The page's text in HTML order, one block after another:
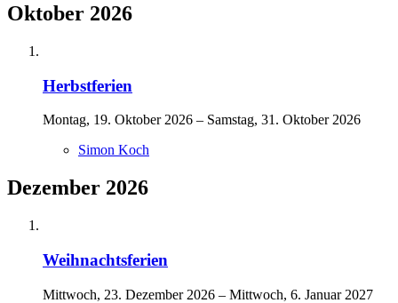
Oktober 2026
Herbstferien
Montag, 19. Oktober 2026 – Samstag, 31. Oktober 2026
Simon Koch
Dezember 2026
Weihnachtsferien
Mittwoch, 23. Dezember 2026 – Mittwoch, 6. Januar 2027